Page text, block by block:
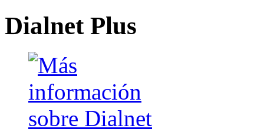
Dialnet Plus